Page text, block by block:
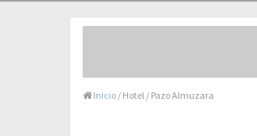
Inicio / Hotel / Pazo Almuzara